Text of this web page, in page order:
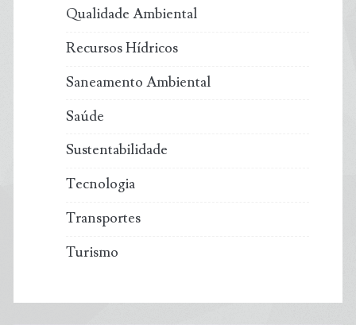
Qualidade Ambiental
Recursos Hídricos
Saneamento Ambiental
Saúde
Sustentabilidade
Tecnologia
Transportes
Turismo